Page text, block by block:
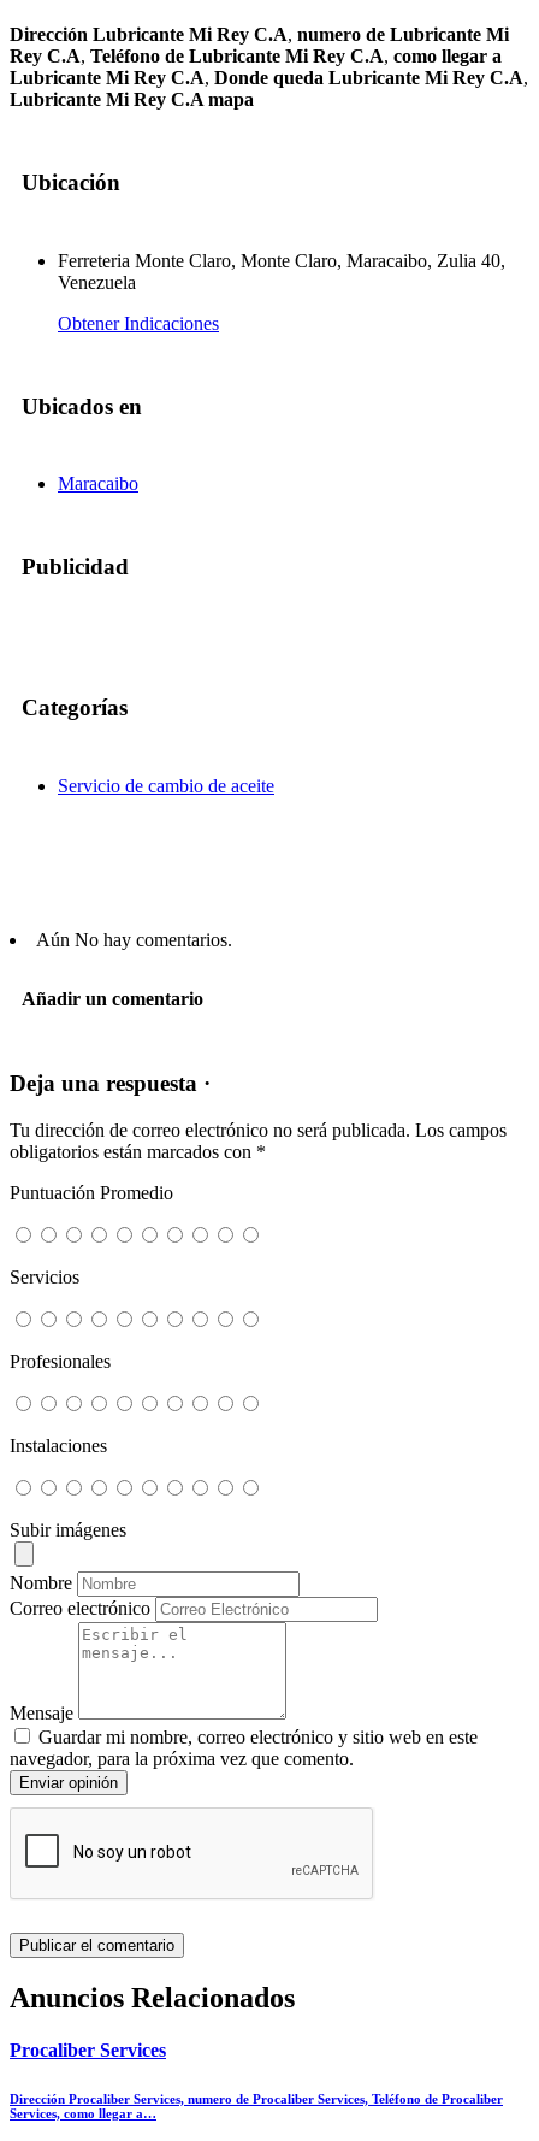
Dirección Lubricante Mi Rey C.A, numero de Lubricante Mi
Rey C.A, Teléfono de Lubricante Mi Rey C.A, como llegar a
Lubricante Mi Rey C.A, Donde queda Lubricante Mi Rey C.A,
Lubricante Mi Rey C.A mapa
Ubicación
Ferreteria Monte Claro, Monte Claro, Maracaibo, Zulia 40,
Venezuela
Obtener Indicaciones
Ubicados en
Maracaibo
Publicidad
Categorías
Servicio de cambio de aceite
Aún No hay comentarios.
Añadir un comentario
Deja una respuesta ·
Tu dirección de correo electrónico no será publicada. Los campos
obligatorios están marcados con *
Puntuación Promedio
Servicios
Profesionales
Instalaciones
Subir imágenes
Nombre
Correo electrónico
Mensaje
Guardar mi nombre, correo electrónico y sitio web en este
navegador, para la próxima vez que comento.
Enviar opinión
Anuncios Relacionados
Procaliber Services
Dirección Procaliber Services, numero de Procaliber Services, Teléfono de Procaliber
Services, como llegar a…